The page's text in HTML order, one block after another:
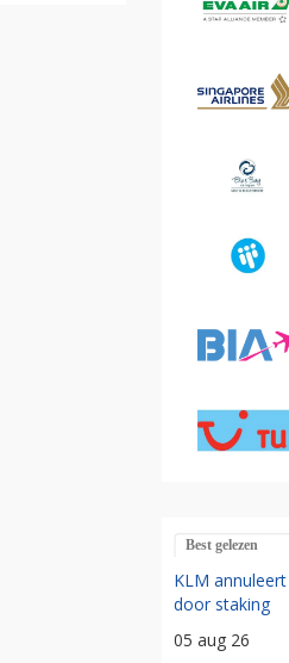
Best gelezen
KLM
door staking
05 aug 26